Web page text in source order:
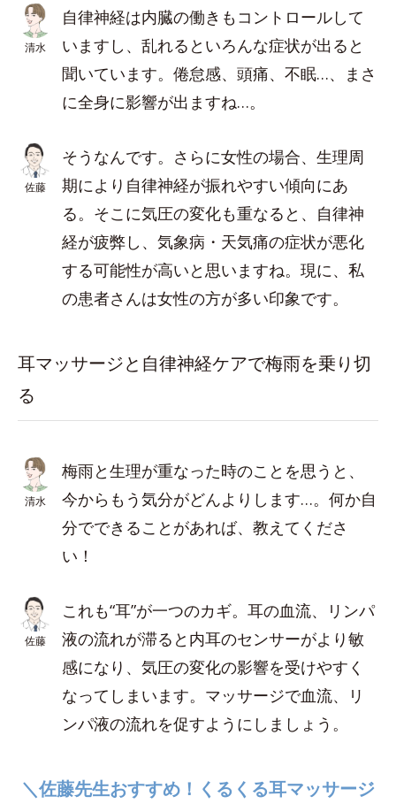
清水
自律神経は内臓の働きもコントロールして
いますし、乱れるといろんな症状が出ると
聞いています。倦怠感、頭痛、不眠…、まさ
に全身に影響が出ますね…。
佐藤
そうなんです。さらに女性の場合、生理周
期により自律神経が振れやすい傾向にあ
る。そこに気圧の変化も重なると、自律神
経が疲弊し、気象病・天気痛の症状が悪化
する可能性が高いと思いますね。現に、私
の患者さんは女性の方が多い印象です。
耳マッサージと自律神経ケアで梅雨を乗り切
る
清水
梅雨と生理が重なった時のことを思うと、
今からもう気分がどんよりします…。何か自
分でできることがあれば、教えてくださ
い！
佐藤
これも“耳”が一つのカギ。耳の血流、リンパ
液の流れが滞ると内耳のセンサーがより敏
感になり、気圧の変化の影響を受けやすく
なってしまいます。マッサージで血流、リ
ンパ液の流れを促すようにしましょう。
＼佐藤先生おすすめ！くるくる耳マッサージ